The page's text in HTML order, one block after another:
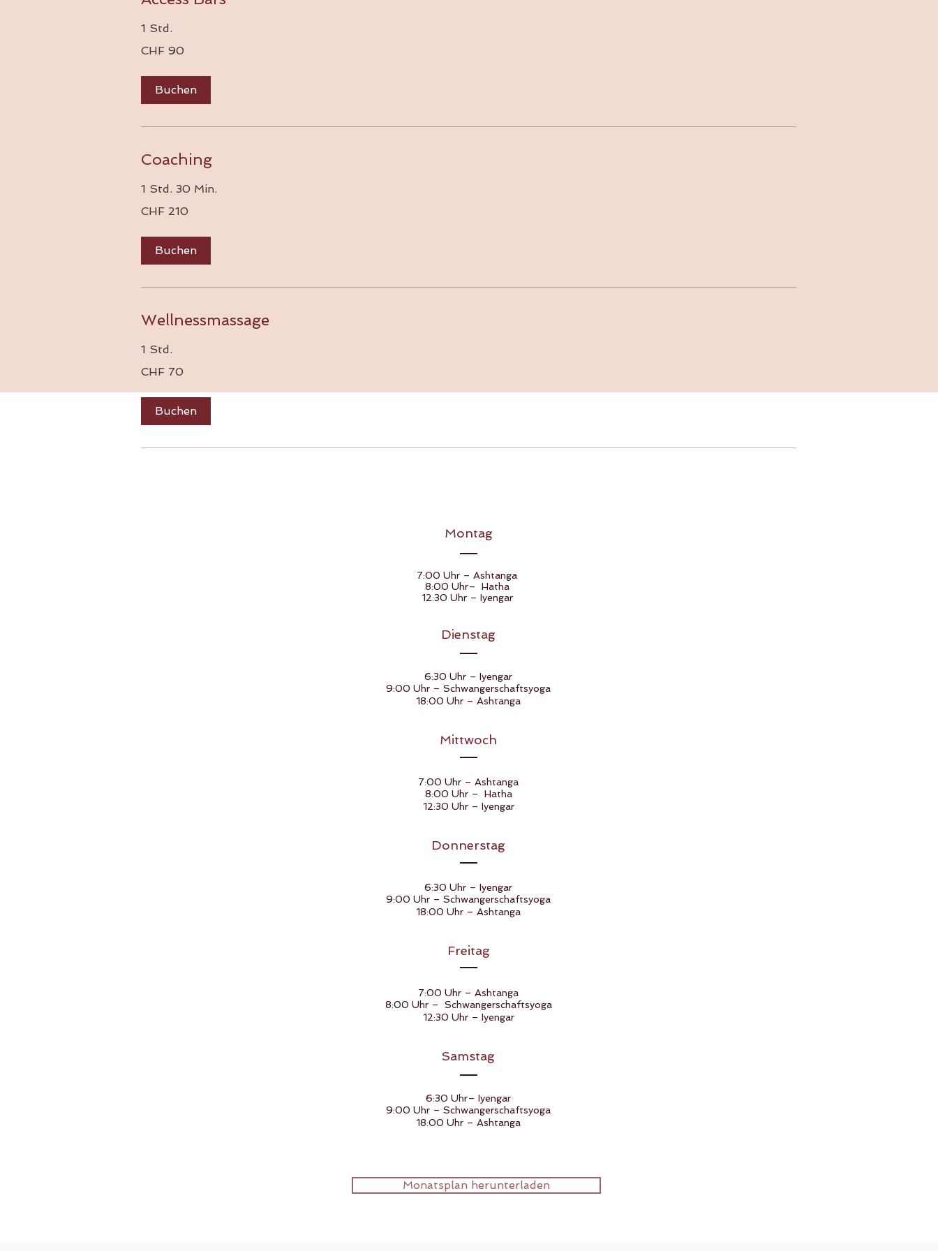
1 Std.
Schweizer
CHF 90
Buchen
Coaching
1 Std. 30 Min.
Schweizer
CHF 210
Buchen
Wellnessmassage
1 Std.
Schweizer
CHF 70
Buchen
Montag
7:00 Uhr – Ashtanga
8:00 Uhr– Hatha
12:30 Uhr – Iyengar
Dienstag
6:30 Uhr – Iyengar
9:00 Uhr – Schwangerschaftsyoga
18:00 Uhr – Ashtanga
Mittwoch
7:00 Uhr – Ashtanga
8:00 Uhr – Hatha
12:30 Uhr – Iyengar
Donnerstag
6:30 Uhr – Iyengar
9:00 Uhr – Schwangerschaftsyoga
18:00 Uhr – Ashtanga
Freitag
7:00 Uhr – Ashtanga
8:00 Uhr – Schwangerschaftsyoga
12:30 Uhr – Iyengar
Samstag
6:30 Uhr– Iyengar
9:00 Uhr – Schwangerschaftsyoga
18:00 Uhr – Ashtanga
Monatsplan herunterladen